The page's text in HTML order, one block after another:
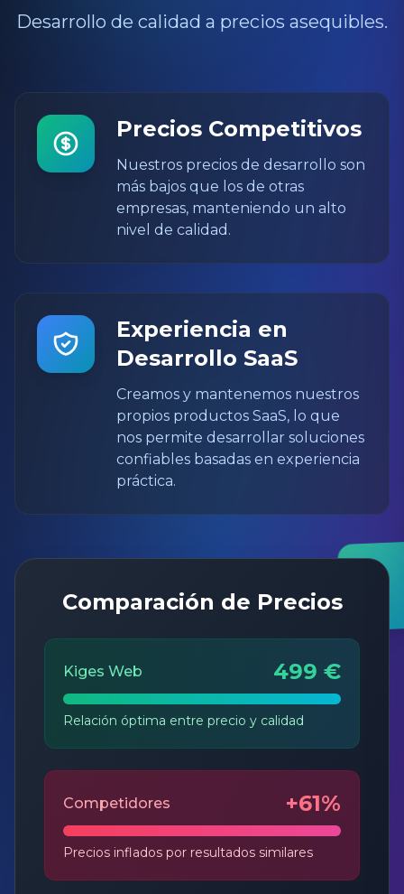
Desarrollo de calidad a precios asequibles.
Precios Competitivos
Nuestros precios de desarrollo son
más bajos que los de otras
empresas, manteniendo un alto
nivel de calidad.
Experiencia en
Desarrollo SaaS
Creamos y mantenemos nuestros
propios productos SaaS, lo que
nos permite desarrollar soluciones
confiables basadas en experiencia
práctica.
Comparación de Precios
Kiges Web 499 €
Relación óptima entre precio y calidad
Competidores +61%
Precios inflados por resultados similares